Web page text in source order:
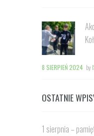
8 SIERPIEŃ 2024 by
OSTATNIE
1 sierpnia –